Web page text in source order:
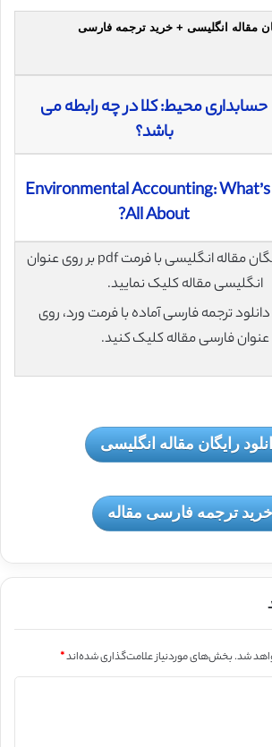
مقاله انگلیسی + خرید ترجمه فارسی
حسابداری محیط: کلا در چه رابطه می
باشد؟
Environmental Accounting:
All About?
برای دانلود رایگان مقاله انگلیسی با فرمت pdf بر روی عنوان
انگلیسی مقاله کلیک نمایید.
ترجمه فارسی آماده با فرمت ورد، روی
عنوان فارسی مقاله کلیک کنید.
رایگان مقاله انگلیسی
خرید ترجمه فارسی مقاله
شد.بخش‌های موردنیاز علامت‌گذاری شده‌اند*